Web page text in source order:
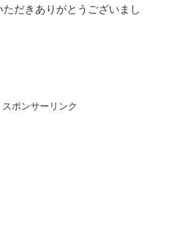
だきありがとうございまし
スポンサーリンク